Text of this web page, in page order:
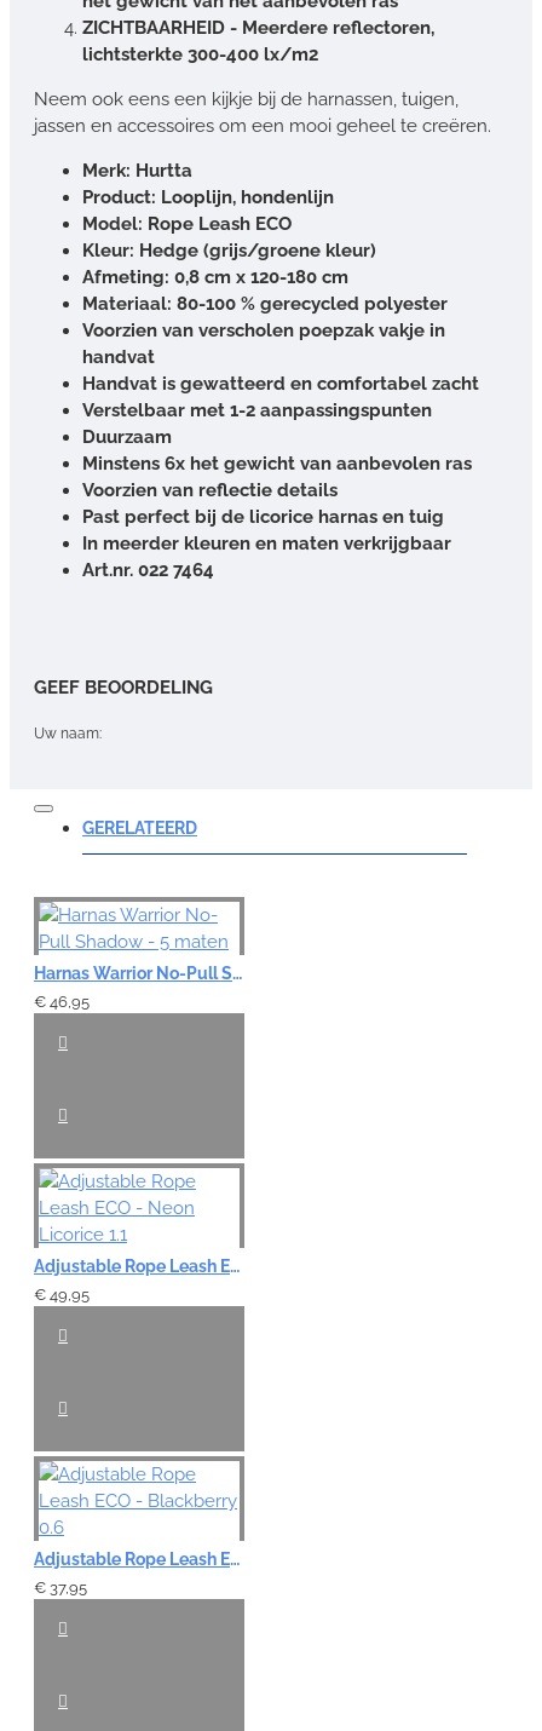
ZICHTBAARHEID - Meerdere reflectoren,
lichtsterkte 300-400 lx/m2
Neem ook eens een kijkje bij de harnassen, tuigen,
jassen en accessoires om een mooi geheel te creëren.
Merk: Hurtta
Product: Looplijn, hondenlijn
Model: Rope Leash ECO
Kleur: Hedge (grijs/groene kleur)
Afmeting: 0,8 cm x 120-180 cm
Materiaal: 80-100 % gerecycled polyester
Voorzien van verscholen poepzak vakje in
handvat
Handvat is gewatteerd en comfortabel zacht
Verstelbaar met 1-2 aanpassingspunten
Duurzaam
Minstens 6x het gewicht van aanbevolen ras
Voorzien van reflectie details
Past perfect bij de licorice harnas en tuig
In meerder kleuren en maten verkrijgbaar
Art.nr. 022 7464
GEEF BEOORDELING
Uw naam:
Opmerking:
Note:HTML-code wordt niet vertaald!
Waardering:
GERELATEERD
Harnas Warrior No-Pull Shadow - 5 maten
€ 46,95
Adjustable Rope Leash ECO - Neon Licorice 1.1
€ 49,95
Adjustable Rope Leash ECO - Blackberry 0.6
€ 37,95